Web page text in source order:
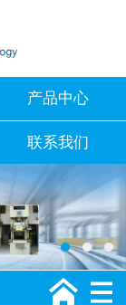
产品中心
联系我们